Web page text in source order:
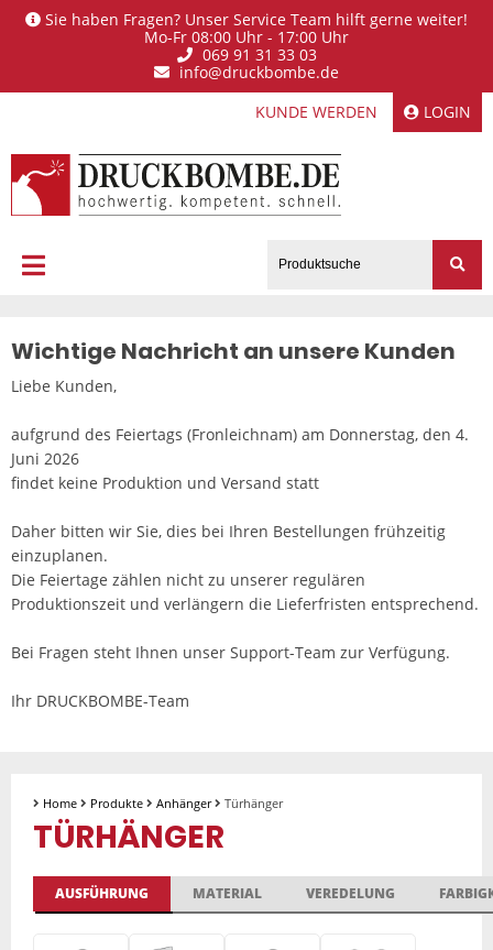
Sie haben Fragen? Unser Service Team hilft gerne weiter!
Mo-Fr 08:00 Uhr - 17:00 Uhr
069 91 31 33 03
info@druckbombe.de
KUNDE WERDEN
LOGIN
Wichtige Nachricht an unsere Kunden
Liebe Kunden,
aufgrund des Feiertags (Fronleichnam) am Donnerstag, den 4.
Juni 2026
findet keine Produktion und Versand statt
Daher bitten wir Sie, dies bei Ihren Bestellungen frühzeitig
einzuplanen.
Die Feiertage zählen nicht zu unserer regulären
Produktionszeit und verlängern die Lieferfristen entsprechend.
Bei Fragen steht Ihnen unser Support-Team zur Verfügung.
Ihr DRUCKBOMBE-Team
Home Produkte Anhänger Türhänger
TÜRHÄNGER
AUSFÜHRUNG MATERIAL VEREDELUNG